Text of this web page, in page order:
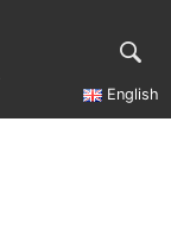
English